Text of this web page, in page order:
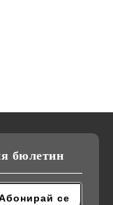
бюлетин